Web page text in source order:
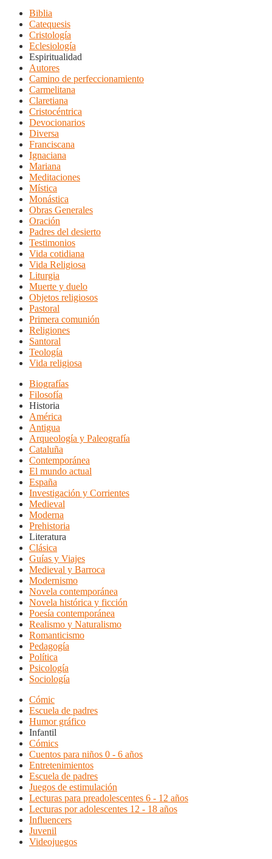
Biblia
Catequesis
Cristología
Eclesiología
Espiritualidad
Autores
Camino de perfeccionamiento
Carmelitana
Claretiana
Cristocéntrica
Devocionarios
Diversa
Franciscana
Ignaciana
Mariana
Meditaciones
Mística
Monástica
Obras Generales
Oración
Padres del desierto
Testimonios
Vida cotidiana
Vida Religiosa
Liturgia
Muerte y duelo
Objetos religiosos
Pastoral
Primera comunión
Religiones
Santoral
Teología
Vida religiosa
Biografías
Filosofía
Historia
América
Antigua
Arqueología y Paleografía
Cataluña
Contemporánea
El mundo actual
España
Investigación y Corrientes
Medieval
Moderna
Prehistoria
Literatura
Clásica
Guías y Viajes
Medieval y Barroca
Modernismo
Novela contemporánea
Novela histórica y ficción
Poesía contemporánea
Realismo y Naturalismo
Romanticismo
Pedagogía
Política
Psicología
Sociología
Cómic
Escuela de padres
Humor gráfico
Infantil
Cómics
Cuentos para niños 0 - 6 años
Entretenimientos
Escuela de padres
Juegos de estimulación
Lecturas para preadolescentes 6 - 12 años
Lecturas por adolescentes 12 - 18 años
Influencers
Juvenil
Videojuegos